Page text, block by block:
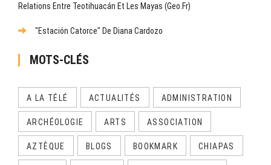
Relations Entre Teotihuacán Et Les Mayas (Geo.fr)
"Estación Catorce" De Diana Cardozo
MOTS-CLÉS
A LA TÉLÉ ACTUALITÉS ADMINISTRATION
ARCHÉOLOGIE ARTS ASSOCIATION
AZTÈQUE BLOGS BOOKMARK CHIAPAS